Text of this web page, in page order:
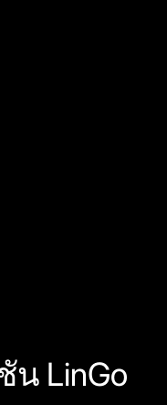
LinGo